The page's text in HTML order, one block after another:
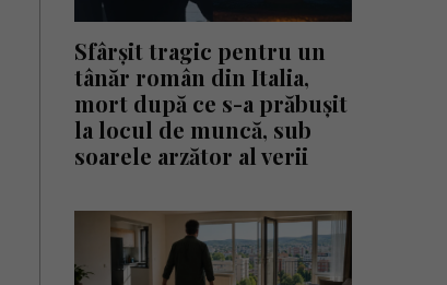
Sfârșit tragic pentru un
tânăr român din Italia,
mort după ce s-a prăbușit
la locul de muncă, sub
soarele arzător al verii